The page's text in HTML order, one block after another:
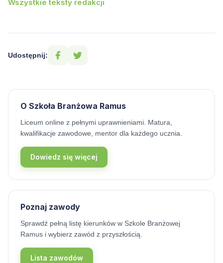
Wszystkie teksty redakcji
Udostępnij:
O Szkoła Branżowa Ramus
Liceum online z pełnymi uprawnieniami. Matura,
kwalifikacje zawodowe, mentor dla każdego ucznia.
Dowiedz się więcej
Poznaj zawody
Sprawdź pełną listę kierunków w Szkole Branżowej
Ramus i wybierz zawód z przyszłością.
Lista zawodów